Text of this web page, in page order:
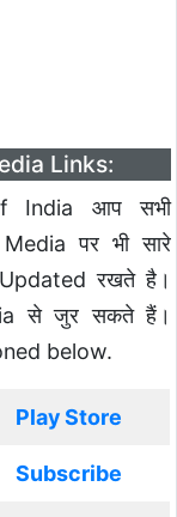
Links:
India आप सभी
पर भी सारे
रखते है।
से जुर सकते हैं।
below.
Play Store
Subscribe